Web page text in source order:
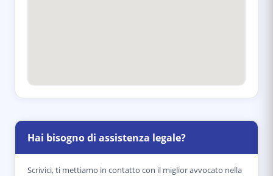
Hai bisogno di assistenza legale?
Scrivici, ti mettiamo in contatto con il miglior avvocato nella